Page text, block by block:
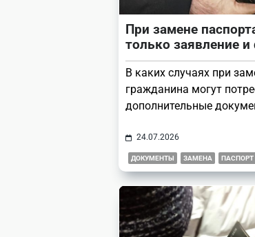
При замене
только заявление и
В каких случаях при
гражданина могут
дополнительные
24.07.2026
ДОКУМЕНТЫ ЗАМЕНА ПАСПОРТ